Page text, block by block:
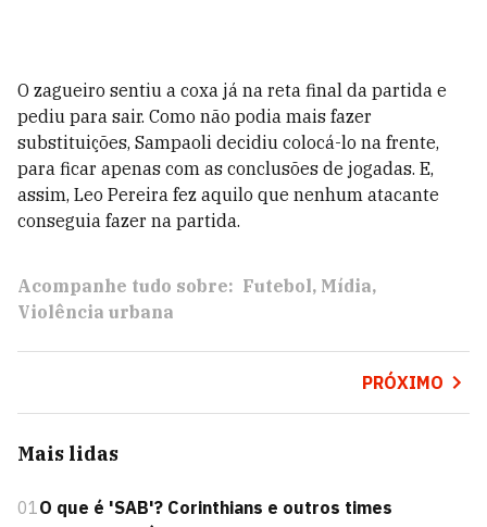
O zagueiro sentiu a coxa já na reta final da partida e
pediu para sair. Como não podia mais fazer
substituições, Sampaoli decidiu colocá-lo na frente,
para ficar apenas com as conclusões de jogadas. E,
assim, Leo Pereira fez aquilo que nenhum atacante
conseguia fazer na partida.
Acompanhe tudo sobre: Futebol Mídia
Violência urbana
PRÓXIMO
Mais lidas
01O que é 'SAB'? Corinthians e outros times